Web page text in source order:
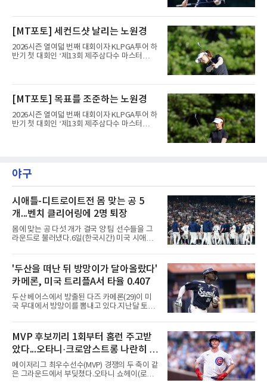
트(파72/6,767야드)에서 열리고 있다.6일 현재
홀에서 경기하고 있다.
[MT포토] 세컨드샷 날리는 노원경
2026시즌 열여덟 번째 대회이자 KLPGA투어 하
반기 첫 대회인 ‘제13회 제주삼다수 마스터
트(파72/6,767야드)에서 열리고 있다.6일 현재
홀에서 경기하고 있다.
[MT포토] 목표를 조준하는 노원경
2026시즌 열여덟 번째 대회이자 KLPGA투어 하
반기 첫 대회인 ‘제13회 제주삼다수 마스터
홀에서 경기하고 있다.
야구
시애틀-디트로이트전 몸 맞는 공 5
개...벤치 클리어링에 2명 퇴장
몸에 맞는 공 다섯 개가 결국 양 팀 선수들을 그
라운드로 불러냈다.6일(한국시간) 미국 시애틀
로이트 타이거스의 경기에서 벤치 클리어링이
벌어졌다. 난투극으로 번지지는 않았으나 좌완
게이브 스파이어와 댄 윌슨 시애틀 감독이 퇴장
당했다.발단은 선발이었다. 시애틀 브라이언 우
가 디트로이트 타자를 세 차례 맞혔다. 다만 팔꿈
치 보호대에 맞거나 변화구에 발이 스치는 수준
이어서 치명적이지는 않았다.분위기는 그다음에
리를 맞혔다. 토레스와 시애틀 포수 칼 롤리가 말
을 주고받자 AJ 힌치 디
'두산을 떠난 뒤 방망이가 달아올랐다'
카메론, 미국 트리플A서 타율 0.407
두산 베어스에서 방출된 다즈 카메론(29)이 미
국 무대에서 방망이를 뽐내고 있다.지난달 토론
론은 루키리그 2경기를 거쳐 트리플A 버펄로 바
이슨스로 승격한 뒤 연일 뜨거운 타격감을 보이
고 있다.수치가 압도적이다. 트리플A 15경기에
서 타율 0.407(54타수 22안타), 2홈런, 10타점,
8도루를 기록 중이며 OPS는 1.151에 이른다.
15경기 중 14경기에서 안타를 만들었고 최근 7
경기 연속 안타도 이어갔다.6일(한국시간) 노퍽
MVP 후보끼리 1회부터 홈런 주고받
았다...오타니·크로암스트롱 나란히 홈
런 맞불
메이저리그 최우수선수(MVP) 경쟁의 두 축이 같
은 그라운드에서 부딪쳤다.오타니 쇼헤이(로스